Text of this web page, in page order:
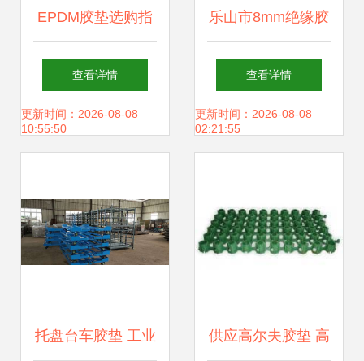
EPDM胶垫选购指
南 从价格、图片到
厂家批发全解析
查看详情
更新时间：2026-08-08
10:55:50
乐山市8mm绝缘胶
垫橡胶板 电子产品
的隐形成材坚实基
查看详情
更新时间：2026-08-08
02:21:55
托盘台车胶垫 工业 供应高尔夫胶垫 高